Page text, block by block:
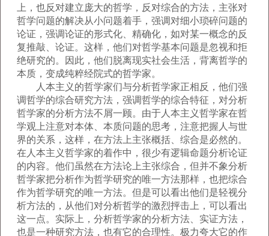
上，也反对建立庞大的哲学，反对综合的方法，主张对
哲学问题的解决从小问题着手，强调对细小琐碎问题的
论证，强调论证的形式化、精确化，如对某一概念的反
复推敲、论证。这样，他们对哲学基本问题是忽视和拒
绝研究的。因此，他们脱离现实社会生活，背离哲学的
本质，变成纯粹经院式的哲学家。
人本主义的哲学家们与分析哲学家正相反，他们强
调哲学的综合研究方法，强调哲学的综合特征，对分析
哲学家的分析方法不屑一顾。由于人本主义哲学家在哲
学观上注意对本体、本质问题的思考，注意把握人与世
界的关系，这样，在方法上主张概括、综合是必然的。
在人本主义哲学家的着作中，很少有逻辑命题分析论证
的内容。他们虽然在方法论上主张综合，但并不象分析
哲学家把分析作为哲学研究的唯一方法那样，也把综合
作为哲学研究的唯一方法。但是可以看出他们是轻视分
析方法的，从他们对分析哲学的激烈抨击上，可以看出
这一点。实际上，分析哲学家的分析方法、实证方法，
也是一种研究方法，也有它的合理性。极力夸大它的作